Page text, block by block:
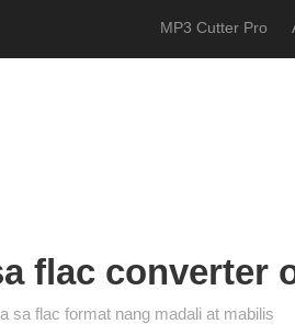
MP3 Cutter Pro
flac converter
sa flac format nang madali at mabilis